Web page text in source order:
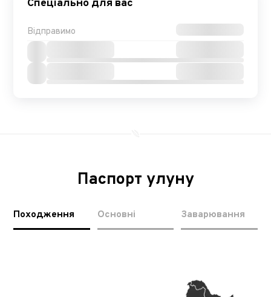
Спеціально для вас
Відправимо
Паспорт улуну
Походження Основні Заварювання